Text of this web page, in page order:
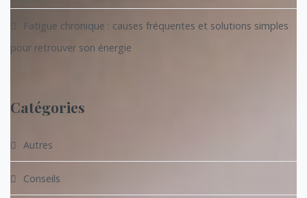
Fatigue chronique : causes fréquentes et solutions simples
pour retrouver son énergie
Catégories
Autres
Conseils